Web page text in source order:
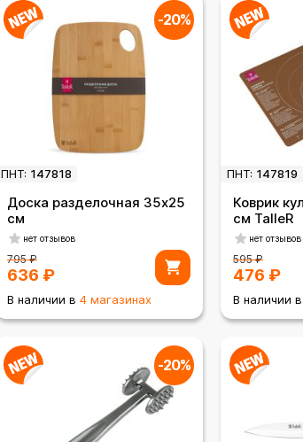
ПНТ: 147818
-20%
Доска разделочная 35х25
см
нет отзывов
795₽
636 ₽
В наличии в 4 магазинах
ПНТ: 147819
Коврик
см TalleR
нет отзывов
595₽
476 ₽
В наличии в
-20%